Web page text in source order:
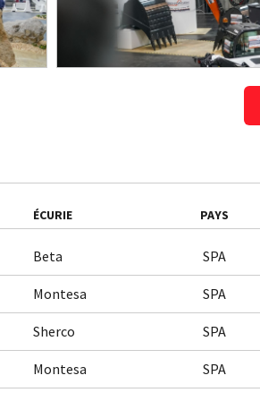
ÉCURIE PAYS
Beta SPA
Montesa SPA
Sherco SPA
Montesa SPA